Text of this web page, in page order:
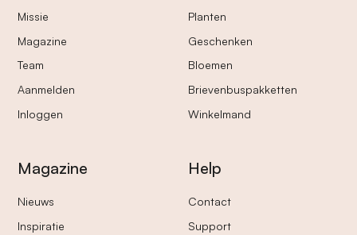
Missie
Magazine
Team
Aanmelden
Inloggen
Planten
Geschenken
Bloemen
Brievenbuspakketten
Winkelmand
Magazine
Nieuws
Inspiratie
Help
Contact
Support